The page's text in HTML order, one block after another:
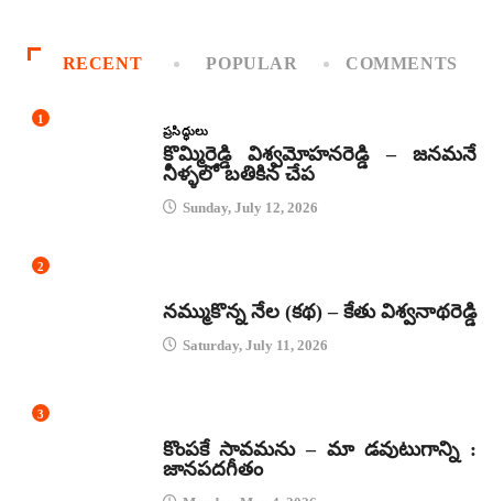
RECENT POPULAR COMMENTS
1
ప్రసిద్ధులు
కొమ్మిరెడ్డి విశ్వమోహనరెడ్డి – జనమనే
నీళ్ళలో బతికిన చేప
Sunday, July 12, 2026
2
నమ్ముకొన్న నేల (కథ) – కేతు విశ్వనాథరెడ్డి
Saturday, July 11, 2026
3
కొంపకే సావమను – మా డవుటుగాన్ని :
జానపదగీతం